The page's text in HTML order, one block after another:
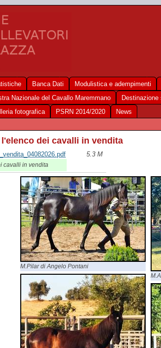
Banca Dati Modulistica e adempimenti
Nazionale del Cavallo Maremmano
fotografica PSRN 2014/2020 News
dei cavalli in vendita
cavalli in vendita
5.3 M
M.Pilar di Angelo Pontani